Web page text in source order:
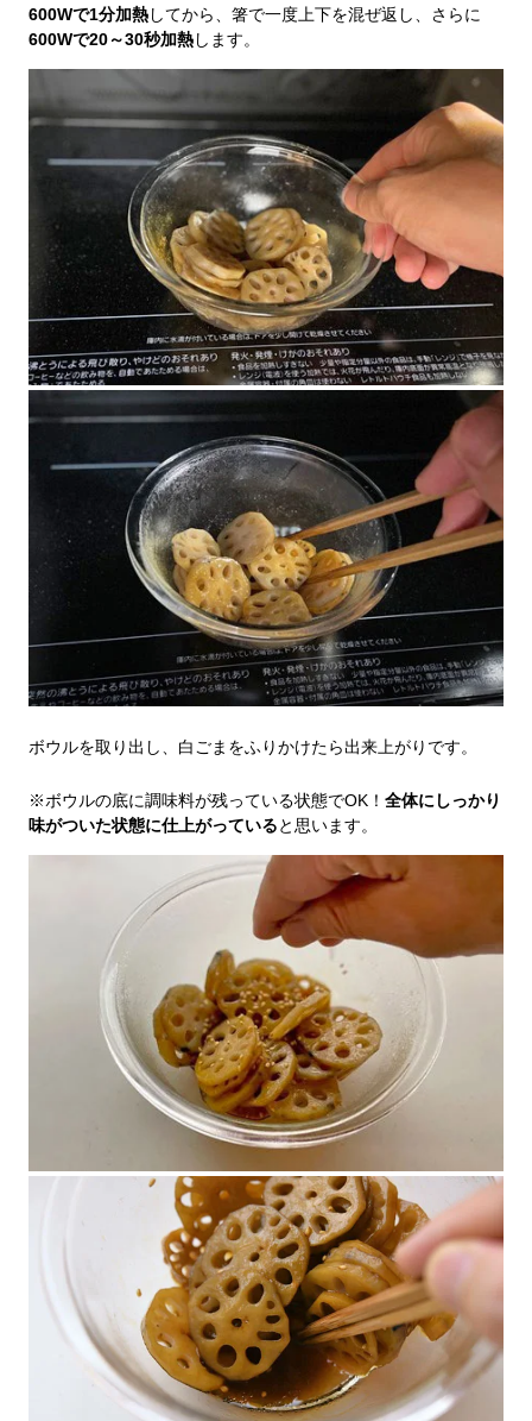
600Wで1分加熱してから、箸で一度上下を混ぜ返し、さらに
600Wで20～30秒加熱します。
ボウルを取り出し、白ごまをふりかけたら出来上がりです。
※ボウルの底に調味料が残っている状態でOK！ 全体にしっかり
味がついた状態に仕上がっていると思います。